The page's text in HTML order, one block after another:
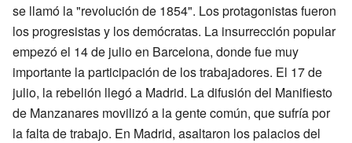
se llamó la "revolución de 1854". Los protagonistas fueron
los progresistas y los demócratas. La insurrección popular
empezó el 14 de julio en Barcelona, donde fue muy
importante la participación de los trabajadores. El 17 de
julio, la rebelión llegó a Madrid. La difusión del Manifiesto
de Manzanares movilizó a la gente común, que sufría por
la falta de trabajo. En Madrid, asaltaron los palacios del